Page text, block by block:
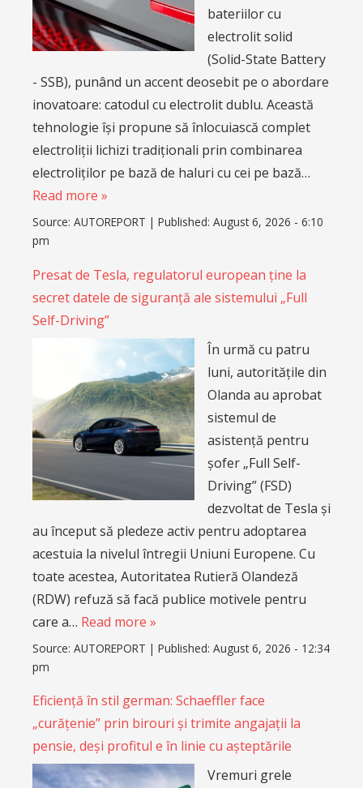
bateriilor cu
electrolit solid
(Solid-State Battery
- SSB), punând un accent deosebit pe o abordare
inovatoare: catodul cu electrolit dublu. Această
tehnologie își propune să înlocuiască complet
electroliții lichizi tradiționali prin combinarea
electroliților pe bază de haluri cu cei pe bază…
Read more »
Source: AUTOREPORT | Published: August 6, 2026 - 6:10
pm
Presat de Tesla, regulatorul european ține la
secret datele de siguranță ale sistemului „Full
Self-Driving”
În urmă cu patru
luni, autoritățile din
Olanda au aprobat
sistemul de
asistență pentru
șofer „Full Self-
Driving” (FSD)
dezvoltat de Tesla și
au început să pledeze activ pentru adoptarea
acestuia la nivelul întregii Uniuni Europene. Cu
toate acestea, Autoritatea Rutieră Olandeză
(RDW) refuză să facă publice motivele pentru
care a… Read more »
Source: AUTOREPORT | Published: August 6, 2026 - 12:34
pm
Eficiență în stil german: Schaeffler face
„curățenie” prin birouri și trimite angajații la
pensie, deși profitul e în linie cu așteptările
Vremuri grele